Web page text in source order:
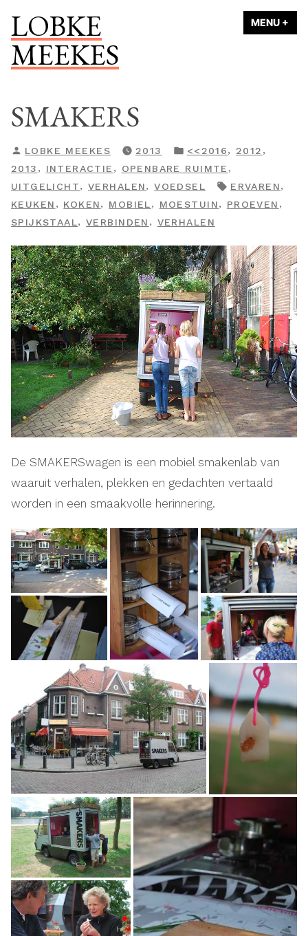
inhoud
springen
LOBKE
MEEKES
MENU +
SMAKERS
GEPLAATST
DOOR
LOBKE MEEKES 2013
GEPLAATST
IN
<<2016, 2012 ,
2013 , INTERACTIE , OPENBARE RUIMTE ,
UITGELICHT,VERHALEN,VOEDSEL TAGS:
ERVAREN,
KEUKEN , KOKEN, MOBIEL, MOESTUIN, PROEVEN ,
SPIJKSTAAL,VERBINDEN , VERHALEN
De SMAKERSwagen is een mobiel smakenlab van
waaruit verhalen, plekken en gedachten vertaald
worden in een smaakvolle herinnering.